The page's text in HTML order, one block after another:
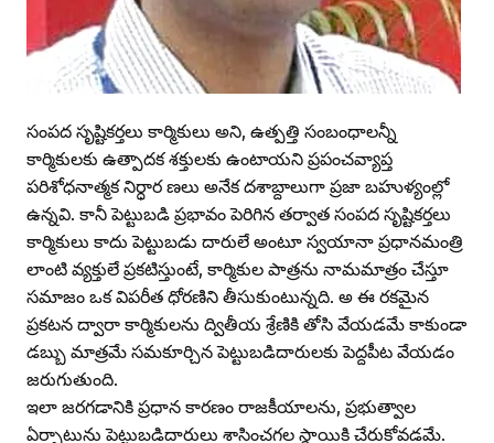
సంపద సృష్టికర్తలు కార్మికులు అని, ఉత్పత్తి సంబంధాలన్నీ
కార్మికులకు ఉత్పాదక శక్తులకు ఉంటాయని ప్రపంచవ్యాప్త
పరిశోధనాత్మక నిర్ధార ణలు అనేక దశాబ్దాలుగా ప్రజా బహుళ్యంల్లో
ఉన్నవి. కానీ పెట్టుబడి ప్రభావం పెరిగిన తర్వాత సంపద సృష్టికర్తలు
కార్మికులు కాదు పెట్టుబడు దారులే అంటూ స్వయానా ప్రధానమంత్రి
లాంటి వ్యక్తులే ప్రకటిస్తుంటే, కార్మికుల పాత్రను నామమాత్రం చేస్తూ
సమాజం ఒక విపరీత ధోరణిని తీసుకుంటున్నది. అ ఈ రకమైన
ప్రకటన ద్వారా కార్మికులను ద్వితీయ శ్రేణికి తోసి వేయడమే కాకుండా
డబ్బు మాత్రమే సమకూర్చిన పెట్టుబడిదారులకు పెద్దపీట వేయడం
జరుగుతుంది.
ఇలా జరగడానికి ప్రధాన కారణం రాజకీయాలను, ప్రభుత్వాల
ఏర్పాటును పెట్టుబడిదారులు శాసించగల స్థాయికి చేరుకోవడమే.